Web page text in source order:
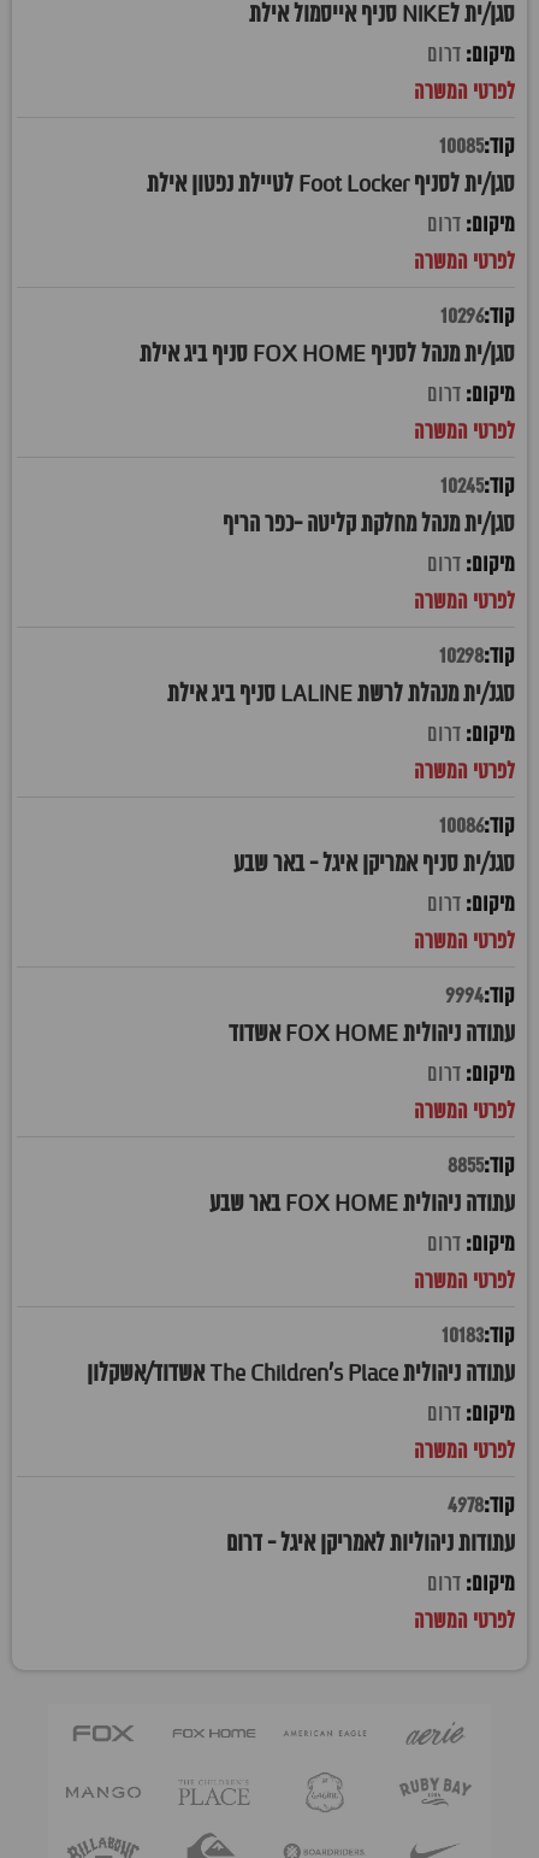
סגן/ית לNIKE סניף אייסמול אילת
דרום
10085
סגן/ית לסניף Foot Locker לטיילת נפטון אילת
דרום
10296
סגן/ית מנהל לסניף FOX HOME סניף ביג אילת
דרום
10245
סגן/ית מנהל מחלקת קליטה -כפר הריף
דרום
10298
סגנ/ית מנהלת לרשת LALINE סניף ביג אילת
דרום
10086
סגנ/ית סניף אמריקן איגל - באר שבע
דרום
9994
עתודה ניהולית FOX HOME אשדוד
דרום
8855
עתודה ניהולית FOX HOME באר שבע
דרום
10183
עתודה ניהולית The Children's Place אשדוד/אשקלון
דרום
4978
עתודות ניהוליות לאמריקן איגל - דרום
דרום